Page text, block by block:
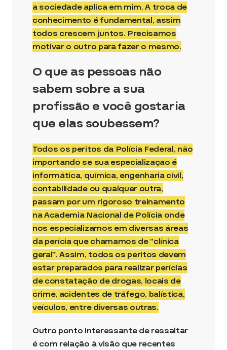
a sociedade aplica em mim. A troca de
conhecimento é fundamental, assim
todos crescem juntos. Precisamos
motivar o outro para fazer o mesmo.
O que as pessoas não
sabem sobre a sua
profissão e você gostaria
que elas soubessem?
Todos os peritos da Polícia Federal, não
importando se sua especialização é
informática, química, engenharia civil,
contabilidade ou qualquer outra,
passam por um rigoroso treinamento
na Academia Nacional de Polícia onde
nos especializamos em diversas áreas
da perícia que chamamos de “clínica
geral”. Assim, todos os peritos devem
estar preparados para realizar perícias
de constatação de drogas, locais de
crime, acidentes de tráfego, balística,
veículos, entre diversas outras.
Outro ponto interessante de ressaltar
é com relação à visão que recentes